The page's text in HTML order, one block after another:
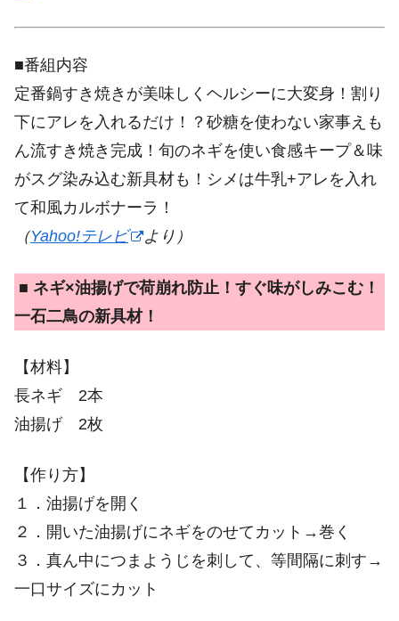
■番組内容
定番鍋すき焼きが美味しくヘルシーに大変身！割り
下にアレを入れるだけ！？砂糖を使わない家事えも
ん流すき焼き完成！旬のネギを使い食感キープ＆味
がスグ染み込む新具材も！シメは牛乳+アレを入れ
て和風カルボナーラ！
（Yahoo!テレビ より）
■ ネギ×油揚げで荷崩れ防止！すぐ味がしみこむ！
一石二鳥の新具材！
【材料】
長ネギ 2本
油揚げ 2枚
【作り方】
１．油揚げを開く
２．開いた油揚げにネギをのせてカット→巻く
３．真ん中につまようじを刺して、等間隔に刺す→
一口サイズにカット